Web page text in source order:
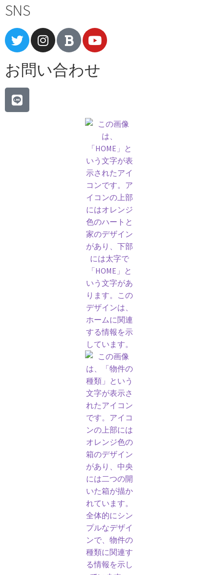
SNS
お問い合わせ